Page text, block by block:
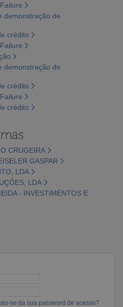
demonstração de
crédito
demonstração de
crédito
crédito
CRUGEIRA
GASPAR
LDA
LDA
- INVESTIMENTOS E
se da sua password de acesso?